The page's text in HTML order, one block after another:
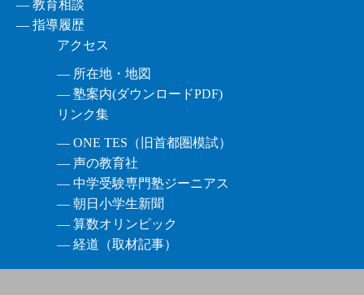
― 教育相談
― 指導履歴
アクセス
― 所在地・地図
― 塾案内(ダウンロードPDF)
リンク集
― ONE TES（旧首都圏模試）
― 声の教育社
― 中学受験専門塾ジーニアス
― 朝日小学生新聞
― 算数オリンピック
― 経道（取材記事）